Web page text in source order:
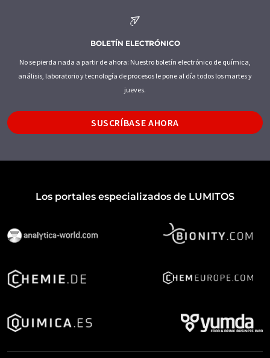
BOLETÍN ELECTRÓNICO
No se pierda nada a partir de ahora: Nuestro boletín electrónico de química,
análisis, laboratorio y tecnología de procesos le pone al día todos los martes y
jueves.
SUSCRÍBASE AHORA
Los portales especializados de LUMITOS